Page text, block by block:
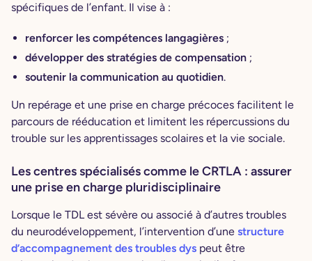
spécifiques de l’enfant. Il vise à :
renforcer les compétences langagières ;
développer des stratégies de compensation ;
soutenir la communication au quotidien.
Un repérage et une prise en charge précoces facilitent le
parcours de rééducation et limitent les répercussions du
trouble sur les apprentissages scolaires et la vie sociale.
Les centres spécialisés comme le CRTLA : assurer
une prise en charge pluridisciplinaire
Lorsque le TDL est sévère ou associé à d’autres troubles
du neurodéveloppement, l’intervention d’une structure
d’accompagnement des troubles dys peut être